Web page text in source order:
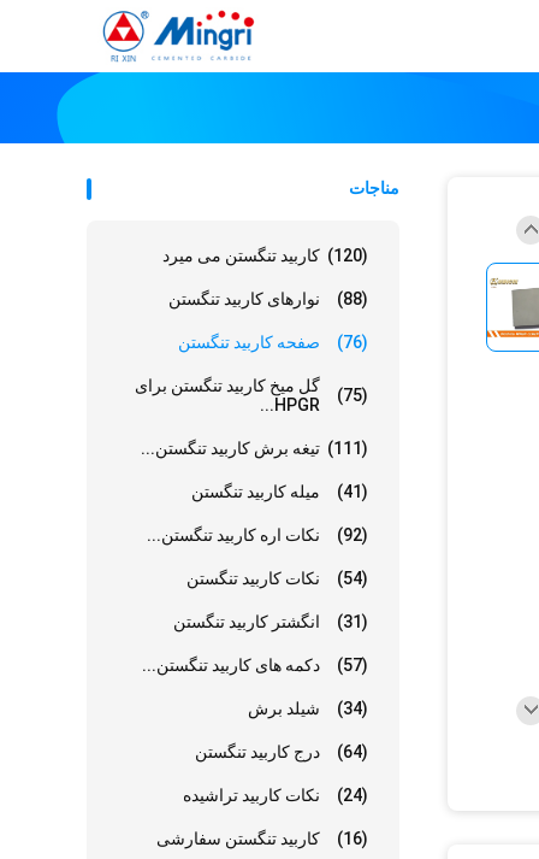
مناجات
کاربید تنگستن می میرد (120)
نوارهای کاربید تنگستن (88)
صفحه کاربید تنگستن (76)
گل میخ کاربید تنگستن برای
HPGR...
(75)
تیغه برش کاربید تنگستن... (111)
میله کاربید تنگستن (41)
نکات اره کاربید تنگستن... (92)
نکات کاربید تنگستن (54)
انگشتر کاربید تنگستن (31)
دکمه های کاربید تنگستن... (57)
شیلد برش (34)
درج کاربید تنگستن (64)
نکات کاربید تراشیده (24)
کاربید تنگستن سفارشی (16)